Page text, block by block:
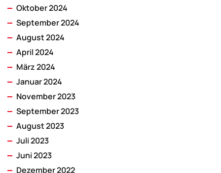
Oktober 2024
September 2024
August 2024
April 2024
März 2024
Januar 2024
November 2023
September 2023
August 2023
Juli 2023
Juni 2023
Dezember 2022